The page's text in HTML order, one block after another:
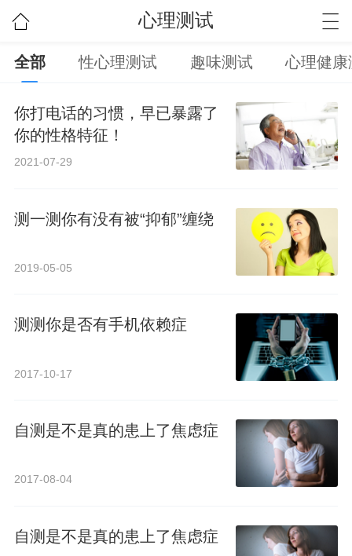
心理测试
全部 性心理测试 趣味测试 心理健康
你打电话的习惯，早已暴露了
你的性格特征！
2021-07-29
测一测你有没有被“抑郁”缠绕
2019-05-05
测测你是否有手机依赖症
2017-10-17
自测是不是真的患上了焦虑症
2017-08-04
自测是不是真的患上了焦虑症